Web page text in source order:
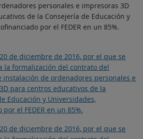
personales e impresoras 3D
de la Consejería de Educación y
por el FEDER en un 85%.
de diciembre de 2016, por el que se
la formalización del contrato del
instalación de ordenadores personales e
para centros educativos de la
Educación y Universidades,
por el FEDER en un 85%.
de diciembre de 2016, por el que se